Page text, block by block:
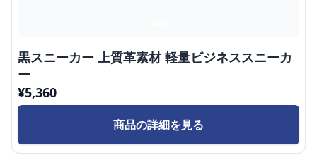
黒スニーカー 上質革素材 軽量ビジネススニーカ
ー
¥5,360
商品の詳細を見る